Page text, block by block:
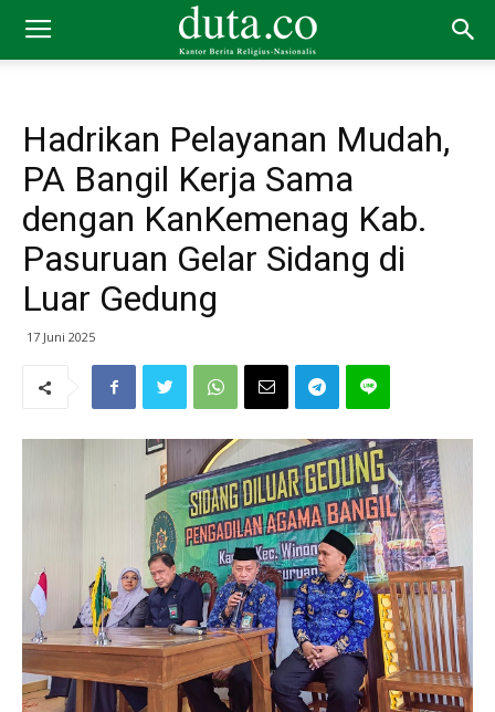
Hadrikan Pelayanan Mudah,
PA Bangil Kerja Sama
dengan KanKemenag Kab.
Pasuruan Gelar Sidang di
Luar Gedung
17 Juni 2025